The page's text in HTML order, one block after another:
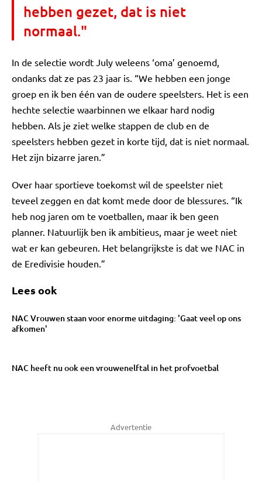
hebben gezet, dat is niet
normaal."
In de selectie wordt July weleens ‘oma’ genoemd,
ondanks dat ze pas 23 jaar is. “We hebben een jonge
groep en ik ben één van de oudere speelsters. Het is een
hechte selectie waarbinnen we elkaar hard nodig
hebben. Als je ziet welke stappen de club en de
speelsters hebben gezet in korte tijd, dat is niet normaal.
Het zijn bizarre jaren.”
Over haar sportieve toekomst wil de speelster niet
teveel zeggen en dat komt mede door de blessures. “Ik
heb nog jaren om te voetballen, maar ik ben geen
planner. Natuurlijk ben ik ambitieus, maar je weet niet
wat er kan gebeuren. Het belangrijkste is dat we NAC in
de Eredivisie houden.”
Lees ook
NAC Vrouwen staan voor enorme uitdaging: 'Gaat veel op ons
afkomen'
NAC heeft nu ook een vrouwenelftal in het profvoetbal
Advertentie